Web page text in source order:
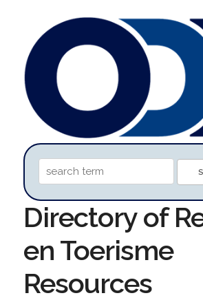
Directory of
en Toerisme
Resources